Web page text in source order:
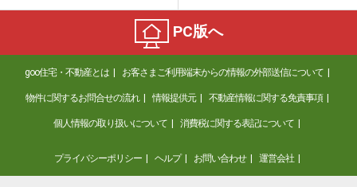
PC版へ
goo住宅・不動産とは お客さまご利用端末からの情報の外部送信について
物件に関するお問合せの流れ 情報提供元 不動産情報に関する免責事項
個人情報の取り扱いについて 消費税に関する表記について
プライバシーポリシー ヘルプ お問い合わせ 運営会社